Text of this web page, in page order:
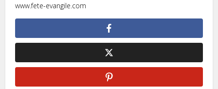
www.fete-evangile.com